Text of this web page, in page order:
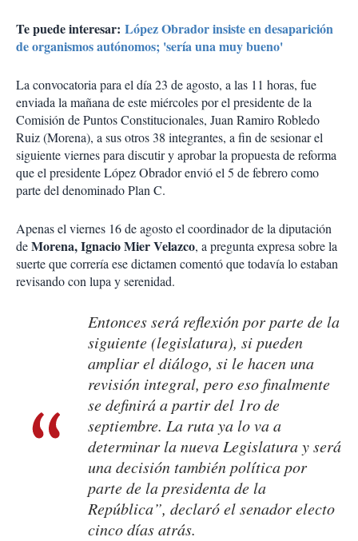
Te puede interesar: López Obrador insiste en desaparición
de organismos autónomos; 'sería una muy bueno'
La convocatoria para el día 23 de agosto, a las 11 horas, fue
enviada la mañana de este miércoles por el presidente de la
Comisión de Puntos Constitucionales, Juan Ramiro Robledo
Ruiz (Morena), a sus otros 38 integrantes, a fin de sesionar el
siguiente viernes para discutir y aprobar la propuesta de reforma
que el presidente López Obrador envió el 5 de febrero como
parte del denominado Plan C.
Apenas el viernes 16 de agosto el coordinador de la diputación
deMorena, Ignacio Mier Velazco, a pregunta expresa sobre la
suerte que correría ese dictamen comentó que todavía lo estaban
revisando con lupa y serenidad.
Entonces será reflexión por parte de la
siguiente (legislatura), si pueden
ampliar el diálogo, si le hacen una
revisión integral, pero eso finalmente
se definirá a partir del 1ro de
septiembre. La ruta ya lo va a
determinar la nueva Legislatura y será
una decisión también política por
parte de la presidenta de la
República”, declaró el senador electo
cinco días atrás.